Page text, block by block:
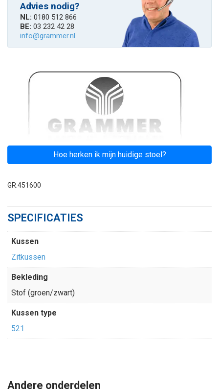
Advies nodig?
NL: 0180 512 866
BE: 03 232 42 28
info@grammer.nl
Hoe herken ik mijn huidige stoel?
GR.451600
SPECIFICATIES
Kussen
Zitkussen
Bekleding
Stof (groen/zwart)
Kussen type
521
Andere onderdelen